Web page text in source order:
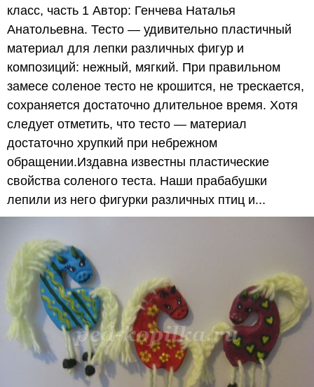
класс, часть 1 Автор: Генчева Наталья
Анатольевна. Тесто — удивительно пластичный
материал для лепки различных фигур и
композиций: нежный, мягкий. При правильном
замесе соленое тесто не крошится, не трескается,
сохраняется достаточно длительное время. Хотя
следует отметить, что тесто — материал
достаточно хрупкий при небрежном
обращении.Издавна известны пластические
свойства соленого теста. Наши прабабушки
лепили из него фигурки различных птиц и...